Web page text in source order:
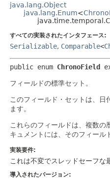
java.lang.Object
java.lang.Enum<
すべての実装されたインタフェース:
Serializable, Comparable<
public enum ChronoField
フィールドの標準セット。
このフィールド・セットは、日
ます。
これらのフィールドは、複数の
キュメントには、そのフィール
実装要件:
これは不変でスレッドセーフな
導入されたバージョン: